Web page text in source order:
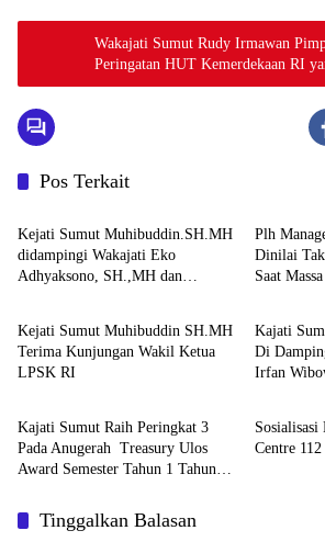
Wakajati Sumut Rudy Irmawan
Peringatan HUT Kemerdekaan RI
Wujudkan Supremasi Hukum yang
Pos Terkait
Berita
Kejati Sumut Muhibuddin.SH.MH
didampingi Wakajati Eko
Adhyaksono, SH.,MH dan
Kejari Medan
Plh
Dinilai Tak
Saat
Berita
Kejati Sumut Muhibuddin SH.MH
Terima Kunjungan Wakil Ketua
LPSK RI
Berita
Kajati
Di
Irfan
Berita
Kajati Sumut Raih Peringkat 3
Pada Anugerah Treasury Ulos
Award Semester Tahun 1 Tahun
Berita
Sosialisasi
Centre
Tinggalkan Balasan